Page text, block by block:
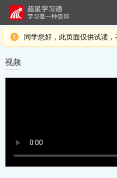
同学您好，此页面仅供试读，
视频